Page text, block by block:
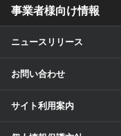
事業者様向け情報
ニュースリリース
お問い合わせ
サイト利用案内